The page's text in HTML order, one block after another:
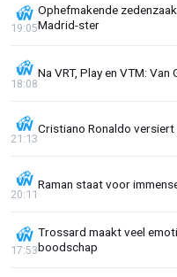
Ophefmakende
Madrid-ster
19:05
Na VRT, Play en VTM:
18:08
Cristiano Ronaldo
21:13
Raman staat voor
20:11
Trossard maakt veel
boodschap
17:53